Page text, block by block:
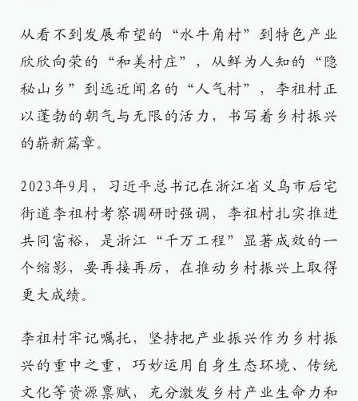
从看不到发展希望的“水牛角村”到特色产业
欣欣向荣的“和美村庄”，从鲜为人知的“隐
秘山乡”到远近闻名的“人气村”，李祖村正
以蓬勃的朝气与无限的活力，书写着乡村振兴
的崭新篇章。
2023年9月，习近平总书记在浙江省义乌市后宅
街道李祖村考察调研时强调，李祖村扎实推进
共同富裕，是浙江“千万工程”显著成效的一
个缩影，要再接再厉，在推动乡村振兴上取得
更大成绩。
李祖村牢记嘱托，坚持把产业振兴作为乡村振
兴的重中之重，巧妙运用自身生态环境、传统
文化等资源禀赋，充分激发乡村产业生命力和